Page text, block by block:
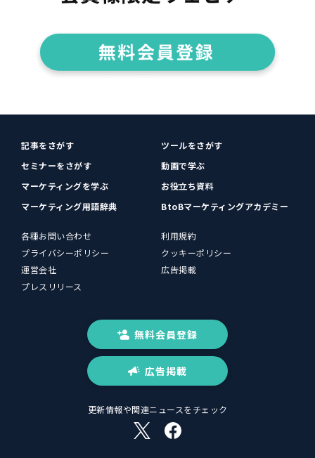
記事をさがす
ツールをさがす
セミナーをさがす
動画で学ぶ
マーケティングを学ぶ
お役立ち資料
マーケティング用語辞典
BtoBマーケティングアカデミー
各種お問い合わせ
利用規約
プライバシーポリシー
クッキーポリシー
運営会社
広告掲載
プレスリリース
無料会員登録
広告掲載
更新情報や関連ニュースをチェック